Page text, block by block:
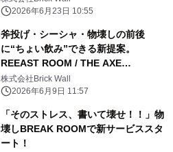
2026年6月23日 10:55
斧投げ・シーシャ・物壊しの前後
に“ちょい飲み”できる新提案。
REEAST ROOM / THE AXE
THROWING BARが税込1,000円の
「せんべろ」企画を6月15日より試験
株式会社Brick Wall
2026年6月9日 11:57
「そのストレス、書いて壊せ！！」物
壊しBREAK ROOMで新サービススタ
ート！